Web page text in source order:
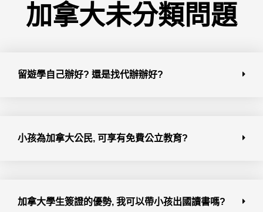
加拿大未分類問題
留遊學自己辦好? 還是找代辦辦好?
小孩為加拿大公民, 可享有免費公立教育?
加拿大學生簽證的優勢, 我可以帶小孩出國讀書嗎?